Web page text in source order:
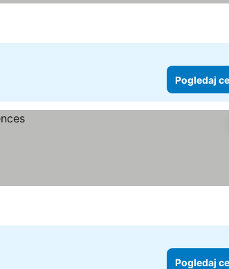
Pogledaj
Pogledaj